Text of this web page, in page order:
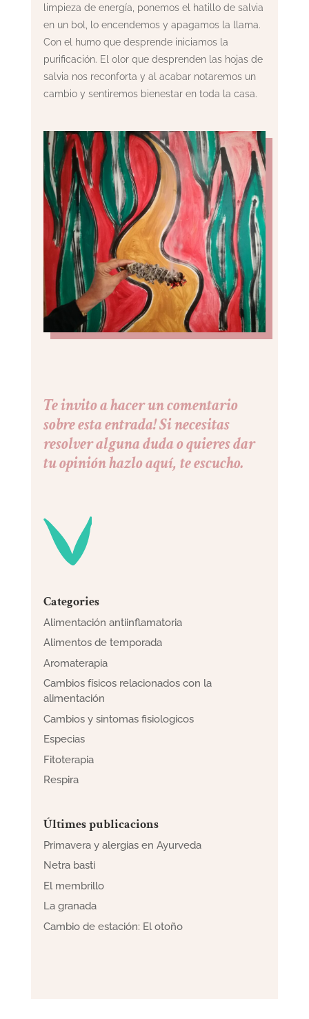
limpieza de energía, ponemos el hatillo de salvia
en un bol, lo encendemos y apagamos la llama.
Con el humo que desprende iniciamos la
purificación. El olor que desprenden las hojas de
salvia nos reconforta y al acabar notaremos un
cambio y sentiremos bienestar en toda la casa.
Te invito a hacer un comentario
sobre esta entrada! Si necesitas
resolver alguna duda o quieres dar
tu opinión hazlo aquí, te escucho.
Categories
Alimentación antiinflamatoria
Alimentos de temporada
Aromaterapia
Cambios físicos relacionados con la
alimentación
Cambios y sintomas fisiologicos
Especias
Fitoterapia
Respira
Últimes publicacions
Primavera y alergias en Ayurveda
Netra basti
El membrillo
La granada
Cambio de estación: El otoño